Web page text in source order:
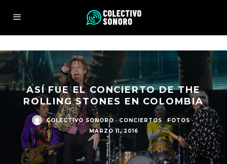
ASÍ FUE EL CONCIERTO DE THE
ROLLING STONES EN COLOMBIA
COLECTIVO SONORO · CONCIERTOS FOTOS ·
MARZO 11, 2016